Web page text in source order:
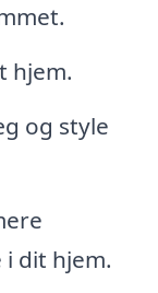
hjem.
og style
dit hjem.